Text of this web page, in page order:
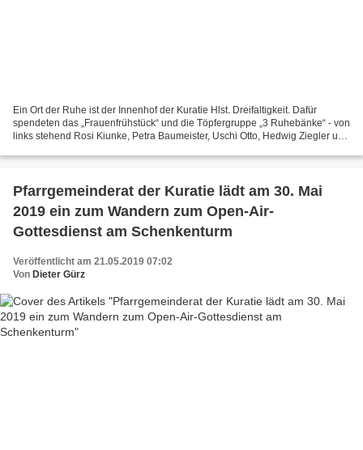
Ein Ort der Ruhe ist der Innenhof der Kuratie Hlst. Dreifaltigkeit. Dafür
spendeten das „Frauenfrühstück“ und die Töpfergruppe „3 Ruhebänke“ - von
links stehend Rosi Kiunke, Petra Baumeister, Uschi Otto, Hedwig Ziegler und
Pfarrgemeinderat der Kuratie lädt am 30. Mai
2019 ein zum Wandern zum Open-Air-
Gottesdienst am Schenkenturm
Veröffentlicht am 21.05.2019 07:02
Von Dieter Gürz